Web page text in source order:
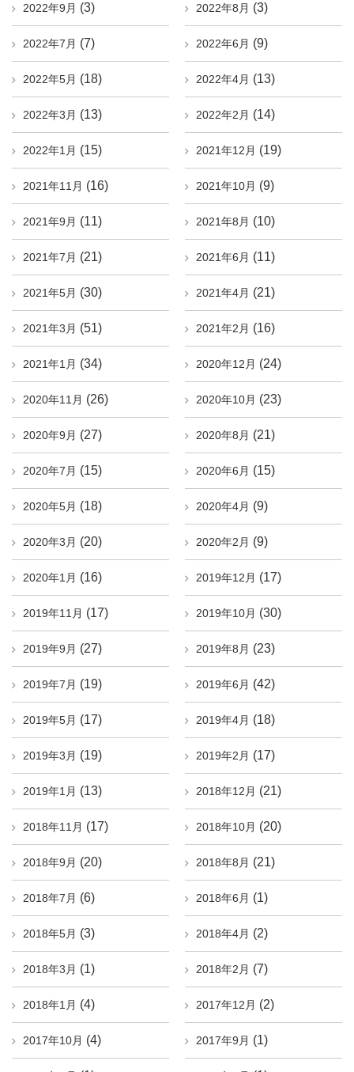
2022年9月 (3) 2022年8月 (3)
2022年7月 (7) 2022年6月 (9)
2022年5月 (18) 2022年4月 (13)
2022年3月 (13) 2022年2月 (14)
2022年1月 (15) 2021年12月 (19)
2021年11月 (16) 2021年10月 (9)
2021年9月 (11) 2021年8月 (10)
2021年7月 (21) 2021年6月 (11)
2021年5月 (30) 2021年4月 (21)
2021年3月 (51) 2021年2月 (16)
2021年1月 (34) 2020年12月 (24)
2020年11月 (26) 2020年10月 (23)
2020年9月 (27) 2020年8月 (21)
2020年7月 (15) 2020年6月 (15)
2020年5月 (18) 2020年4月 (9)
2020年3月 (20) 2020年2月 (9)
2020年1月 (16) 2019年12月 (17)
2019年11月 (17) 2019年10月 (30)
2019年9月 (27) 2019年8月 (23)
2019年7月 (19) 2019年6月 (42)
2019年5月 (17) 2019年4月 (18)
2019年3月 (19) 2019年2月 (17)
2019年1月 (13) 2018年12月 (21)
2018年11月 (17) 2018年10月 (20)
2018年9月 (20) 2018年8月 (21)
2018年7月 (6) 2018年6月 (1)
2018年5月 (3) 2018年4月 (2)
2018年3月 (1) 2018年2月 (7)
2018年1月 (4) 2017年12月 (2)
2017年10月 (4) 2017年9月 (1)